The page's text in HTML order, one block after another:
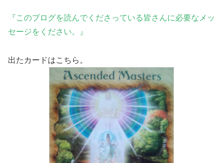
『このブログを読んでくださっている皆さんに必要なメッ
セージをください。』
出たカードはこちら。